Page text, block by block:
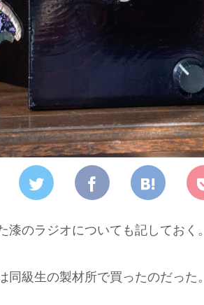
漆のラジオについても記しておく。
同級生の製材所で買ったのだった。